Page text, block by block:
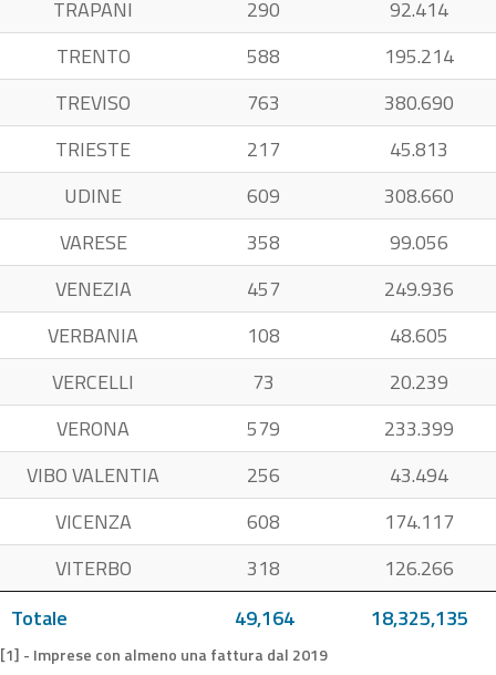
Totale 49,164 18,325,135
TRAPANI
290
92.414
TRENTO
588
195.214
TREVISO
763
380.690
TRIESTE
217
45.813
UDINE
609
308.660
VARESE
358
99.056
VENEZIA
457
249.936
VERBANIA
108
48.605
VERCELLI
73
20.239
VERONA
579
233.399
VIBO VALENTIA
256
43.494
VICENZA
608
174.117
VITERBO
318 126.266
[1] - Imprese con almeno una fattura dal 2019